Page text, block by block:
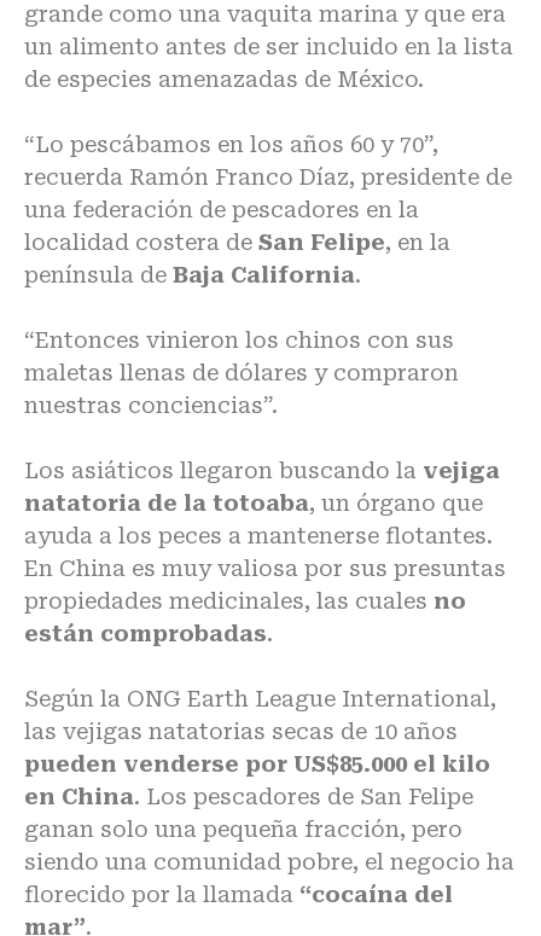
grande como una vaquita marina y que era
un alimento antes de ser incluido en la lista
de especies amenazadas de México.
“Lo pescábamos en los años 60 y 70”,
recuerda Ramón Franco Díaz, presidente de
una federación de pescadores en la
localidad costera de San Felipe, en la
península de Baja California.
“Entonces vinieron los chinos con sus
maletas llenas de dólares y compraron
nuestras conciencias”.
Los asiáticos llegaron buscando la vejiga
natatoria de la totoaba, un órgano que
ayuda a los peces a mantenerse flotantes.
En China es muy valiosa por sus presuntas
propiedades medicinales, las cuales no
están comprobadas.
Según la ONG Earth League International,
las vejigas natatorias secas de 10 años
pueden venderse por US$85.000 el kilo
en China. Los pescadores de San Felipe
ganan solo una pequeña fracción, pero
siendo una comunidad pobre, el negocio ha
florecido por la llamada “cocaína del
mar”.